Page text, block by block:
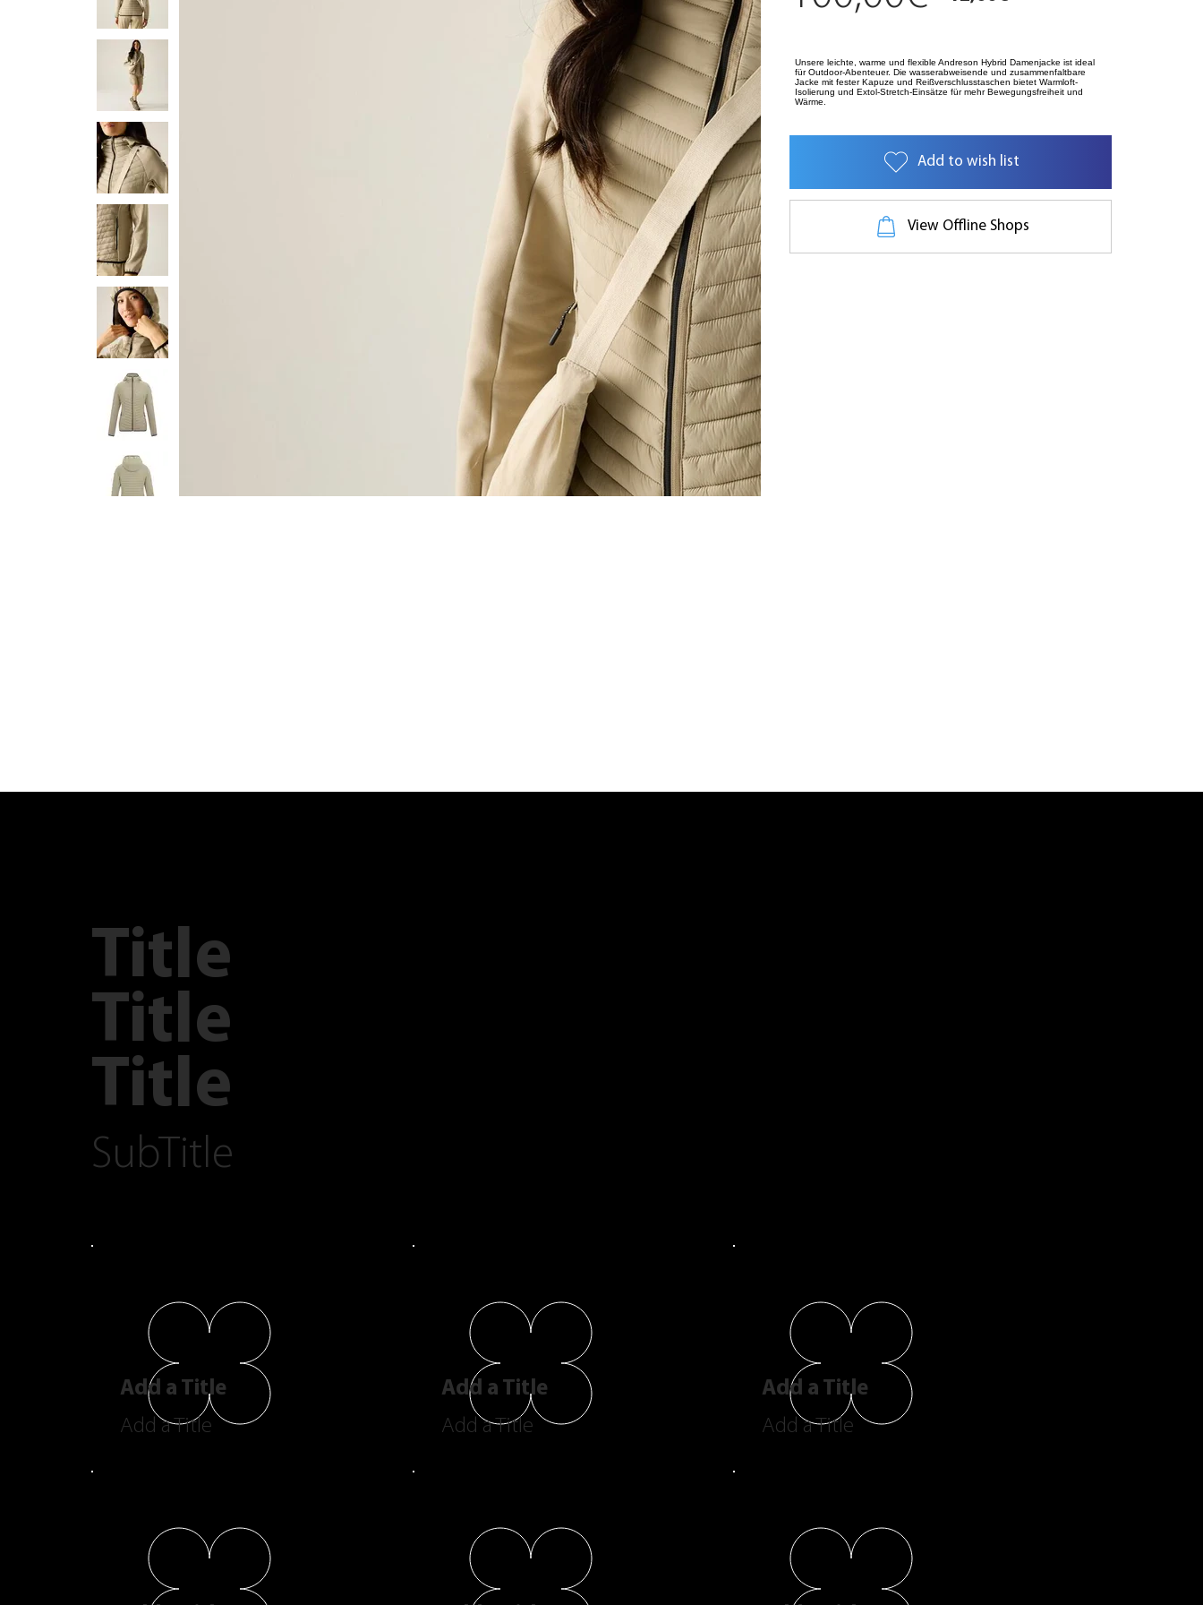
Unsere leichte, warme und flexible Andreson Hybrid Damenjacke ist ideal
für Outdoor-Abenteuer. Die wasserabweisende und zusammenfaltbare
Jacke mit fester Kapuze und Reißverschlusstaschen bietet Warmloft-
Isolierung und Extol-Stretch-Einsätze für mehr Bewegungsfreiheit und
Wärme.
Add to wish list
View Offline Shops
Title
Title
Title
SubTitle
Add a Title
Add a Title
Add a Title
Add a Title
Add a Title
Add a Title